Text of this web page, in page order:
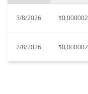
3/8/2026 $0,000002
2/8/2026 $0,000002